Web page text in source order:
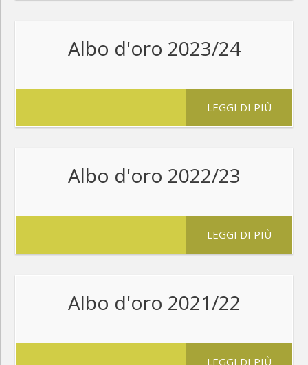
Albo d'oro 2023/24
LEGGI DI PIÙ
Albo d'oro 2022/23
LEGGI DI PIÙ
Albo d'oro 2021/22
LEGGI DI PIÙ